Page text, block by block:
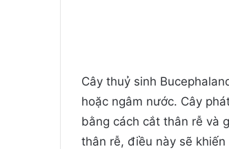
Cây thuỷ sinh
hoặc ngâm nước. Cây
bằng cách cắt thân rễ và
thân rễ, điều này sẽ